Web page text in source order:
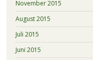
November 2015
August 2015
Juli 2015
Juni 2015